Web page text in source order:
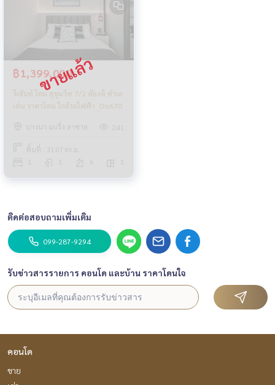
฿1,399,000
รีเจ้นท์ โฮม สุขุมวิท 7/2 ห้องดี ทำเล
เด่น ราคาโดน ใกล้รถไฟฟ้า _Do670
บางนา แบริ่ง ลาซาล 241
พื้นที่ : 31.07 ตร.ม.
1 1 6 1
ติดต่อสอบถามเพิ่มเติม
099-287-9294
รับข่าวสารรายการ คอนโด และบ้าน ราคาโดนใจ
คอนโด
ขาย